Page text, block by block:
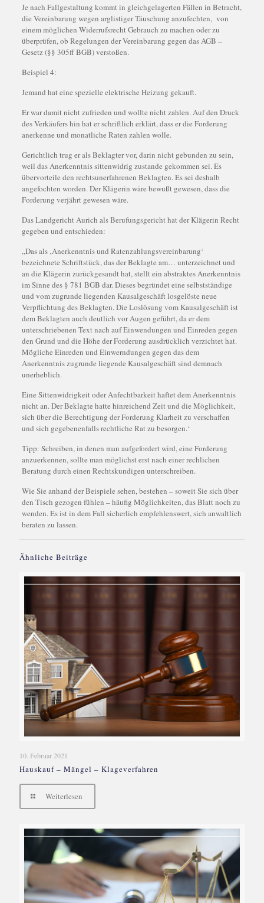
Je nach Fallgestaltung kommt in gleichgelagerten Fällen in Betracht,
die Vereinbarung wegen arglistiger Täuschung anzufechten, von
einem möglichen Widerrufsrecht Gebrauch zu machen oder zu
überprüfen, ob Regelungen der Vereinbarung gegen das AGB –
Gesetz (§§ 305ff BGB) verstoßen.
Beispiel 4:
Jemand hat eine spezielle elektrische Heizung gekauft.
Er war damit nicht zufrieden und wollte nicht zahlen. Auf den Druck
des Verkäufers hin hat er schriftlich erklärt, dass er die Forderung
anerkenne und monatliche Raten zahlen wolle.
Gerichtlich trug er als Beklagter vor, darin nicht gebunden zu sein,
weil das Anerkenntnis sittenwidrig zustande gekommen sei. Es
übervorteile den rechtsunerfahrenen Beklagten. Es sei deshalb
angefochten worden. Der Klägerin wäre bewußt gewesen, dass die
Forderung verjährt gewesen wäre.
Das Landgericht Aurich als Berufungsgericht hat der Klägerin Recht
gegeben und entschieden:
„Das als ‚Anerkenntnis und Ratenzahlungsvereinbarung‘
bezeichnete Schriftstück, das der Beklagte am… unterzeichnet und
an die Klägerin zurückgesandt hat, stellt ein abstraktes Anerkenntnis
im Sinne des § 781 BGB dar. Dieses begründet eine selbstständige
und vom zugrunde liegenden Kausalgeschäft losgelöste neue
Verpflichtung des Beklagten. Die Loslösung vom Kausalgeschäft ist
dem Beklagten auch deutlich vor Augen geführt, da er dem
unterschriebenen Text nach auf Einwendungen und Einreden gegen
den Grund und die Höhe der Forderung ausdrücklich verzichtet hat.
Mögliche Einreden und Einwerndungen gegen das dem
Anerkenntnis zugrunde liegende Kausalgeschäft sind demnach
unerheblich.
Eine Sittenwidrigkeit oder Anfechtbarkeit haftet dem Anerkenntnis
nicht an. Der Beklagte hatte hinreichend Zeit und die Möglichkeit,
sich über die Berechtigung der Forderung Klarheit zu verschaffen
und sich gegebenenfalls rechtliche Rat zu besorgen.‘
Tipp: Schreiben, in denen man aufgefordert wird, eine Forderung
anzuerkennen, sollte man möglichst erst nach einer rechlichen
Beratung durch einen Rechtskundigen unterschreiben.
Wie Sie anhand der Beispiele sehen, bestehen – soweit Sie sich über
den Tisch gezogen fühlen – häufig Möglichkeiten, das Blatt noch zu
wenden. Es ist in dem Fall sicherlich empfehlenswert, sich anwaltlich
beraten zu lassen.
Ähnliche Beiträge
10. Februar 2021
Hauskauf – Mängel – Klageverfahren
Weiterlesen